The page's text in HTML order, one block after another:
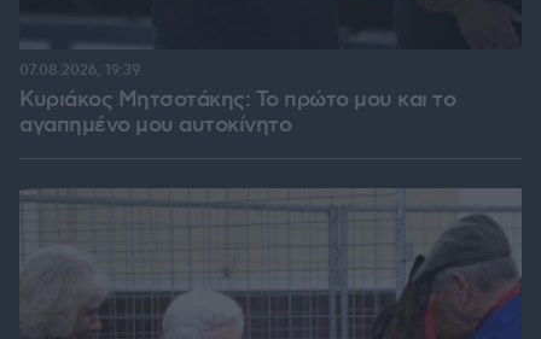
Κυριάκος Μητσοτάκης: Το πρώτο μου και το
αγαπημένο μου αυτοκίνητο
07.08.2026, 19:39